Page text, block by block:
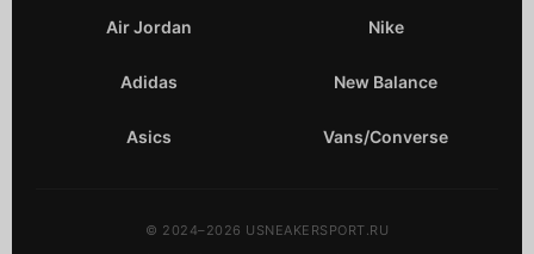
Air Jordan Nike
Adidas New Balance
Asics Vans/Converse
© 2024–2026 USNEAKERSPORT.RU